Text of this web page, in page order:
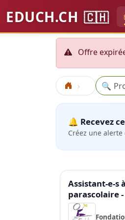
EDUCH.CH 🇨🇭
Offre
Accueil 🔍
🔔 Recevez
Créez une
Assistant-e-s
parascolaire